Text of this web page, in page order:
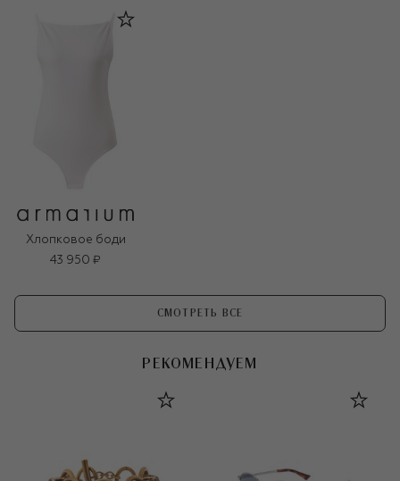
Хлопковое боди
43 950 ₽
СМОТРЕТЬ ВСЕ
РЕКОМЕНДУЕМ